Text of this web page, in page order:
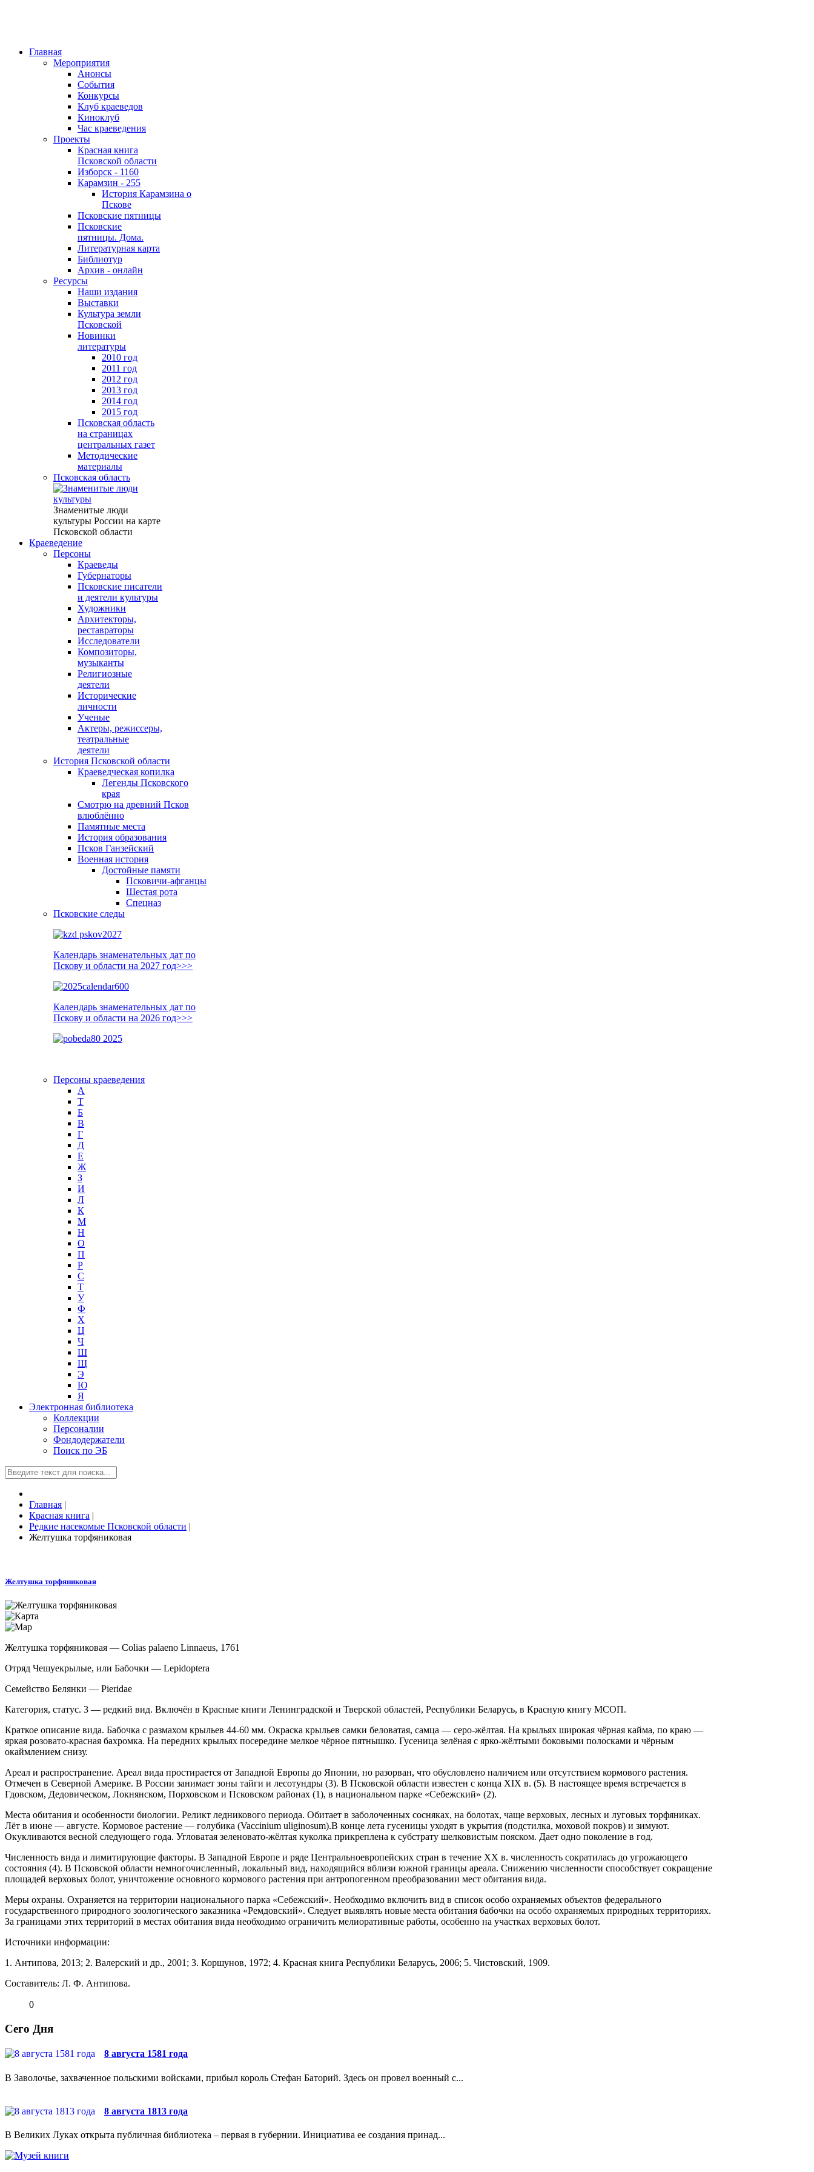
Главная
Мероприятия
Анонсы
События
Конкурсы
Клуб краеведов
Киноклуб
Час краеведения
Проекты
Красная книга
Псковской области
Изборск - 1160
Карамзин - 255
История Карамзина о
Пскове
Псковские пятницы
Псковские
пятницы. Дома.
Литературная карта
Библиотур
Архив - онлайн
Ресурсы
Наши издания
Выставки
Культура земли
Псковской
Новинки
литературы
2010 год
2011 год
2012 год
2013 год
2014 год
2015 год
Псковская область
на страницах
центральных газет
Методические
материалы
Псковская область
Знаменитые люди
культуры России на карте
Псковской области
Краеведение
Персоны
Краеведы
Губернаторы
Псковские писатели
и деятели культуры
Художники
Архитекторы,
реставраторы
Исследователи
Композиторы,
музыканты
Религиозные
деятели
Исторические
личности
Ученые
Актеры, режиссеры,
театральные
деятели
История Псковской области
Краеведческая копилка
Легенды Псковского
края
Смотрю на древний Псков
влюблённо
Памятные места
История образования
Псков Ганзейский
Военная история
Достойные памяти
Псковичи-афганцы
Шестая рота
Спецназ
Псковские следы
Календарь знаменательных дат по
Пскову и области на 2027 год>>>
Календарь знаменательных дат по
Пскову и области на 2026 год>>>
Персоны краеведения
А
T
Б
В
Г
Д
Е
Ж
З
И
Л
К
М
Н
О
П
Р
С
Т
У
Ф
Х
Ц
Ч
Ш
Щ
Э
Ю
Я
Электронная библиотека
Коллекции
Персоналии
Фондодержатели
Поиск по ЭБ
Главная |
Красная книга |
Редкие насекомые Псковской области |
Желтушка торфяниковая
Желтушка торфяниковая
Желтушка торфяниковая — Colias palaeno Linnaeus, 1761
Отряд Чешуекрылые, или Бабочки — Lepidoptera
Семейство Белянки — Pieridae
Категория, статус. 3 — редкий вид. Включён в Красные книги Ленинградской и Тверской областей, Республики Беларусь, в Красную книгу МСОП.
Краткое описание вида. Бабочка с размахом крыльев 44-60 мм. Окраска крыльев самки бело­ватая, самца — серо-жёлтая. На крыльях широкая чёрная кайма, по краю —
яркая розовато-красная бахромка. На передних крыльях посередине мелкое чёрное пятнышко. Гусеница зелёная с ярко-жёлтыми боковыми полосками и чёрным
окаймлением снизу.
Ареал и распространение. Ареал вида прости­рается от Западной Европы до Японии, но разорван, что обусловлено наличием или отсутствием кормово­го растения.
Отмечен в Северной Америке. В России занимает зоны тайги и лесотундры (3). В Псковской области известен с конца XIX в. (5). В настоящее время встречается в
Гдовском, Дедовическом, Лок­нянском, Порховском и Псковском районах (1), в на­циональном парке «Себежский» (2).
Места обитания и особенности биологии. Ре­ликт ледникового периода. Обитает в заболоченных сосняках, на болотах, чаще верховых, лесных и лу­говых торфяниках.
Лёт в июне — августе. Кормовое растение — голубика (Vaccinium uliginosum).В конце лета гусеницы уходят в укрытия (подстилка, моховой покров) и зимуют.
Окукливаются весной следующе­го года. Угловатая зеленовато-жёлтая куколка при­креплена к субстрату шелковистым пояском. Дает одно поколение в год.
Численность вида и лимитирующие факторы. В Западной Европе и ряде Центральноевропейских стран в течение XX в. численность сократилась до угрожающего
состояния (4). В Псковской области не­многочисленный, локальный вид, находящийся вбли­зи южной границы ареала. Снижению численности способствует сокращение
площадей верховых болот, уничтожение основного кормового растения при ан­тропогенном преобразовании мест обитания вида.
Меры охраны. Охраняется на территории национального парка «Себежский». Необходимо включить вид в список особо охраняемых объектов федерального
государственного природного зоологи­ческого заказника «Ремдовский». Следует выявлять новые места обитания бабочки на особо охраняемых природных территориях.
За границами этих террито­рий в местах обитания вида необходимо ограничить мелиоративные работы, особенно на участках верхо­вых болот.
Источники информации:
1. Антипова, 2013; 2. Валерский и др., 2001; 3. Кор­шунов, 1972; 4. Красная книга Республики Беларусь, 2006; 5. Чистовский, 1909.
Составитель: Л. Ф. Антипова.
0
Сего Дня
8 августа 1581 года
В Заволочье, захваченное польскими войсками, прибыл король Стефан Баторий. Здесь он провел военный с...
8 августа 1813 года
В Великих Луках открыта публичная библиотека – первая в губернии. Инициатива ее создания принад...